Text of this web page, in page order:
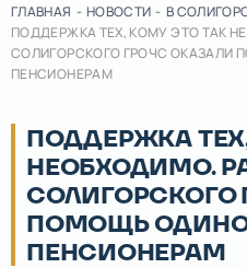
ГЛАВНАЯ - НОВОСТИ - В
ПОДДЕРЖКА ТЕХ, КОМУ ЭТО ТАК
СОЛИГОРСКОГО ГРОЧС ОКАЗАЛИ
ПЕНСИОНЕРАМ
ПОДДЕРЖКА
НЕОБХОДИМО.
СОЛИГОРСКОГО
ПОМОЩЬ
ПЕНСИОНЕРАМ